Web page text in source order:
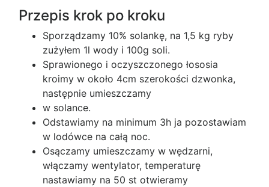
Przepis krok po kroku
Sporządzamy 10% solankę, na 1,5 kg ryby
zużyłem 1l wody i 100g soli.
Sprawionego i oczyszczonego łososia
kroimy w około 4cm szerokości dzwonka,
następnie umieszczamy
w solance.
Odstawiamy na minimum 3h ja pozostawiam
w lodówce na całą noc.
Osączamy umieszczamy w wędzarni,
włączamy wentylator, temperaturę
nastawiamy na 50 st otwieramy